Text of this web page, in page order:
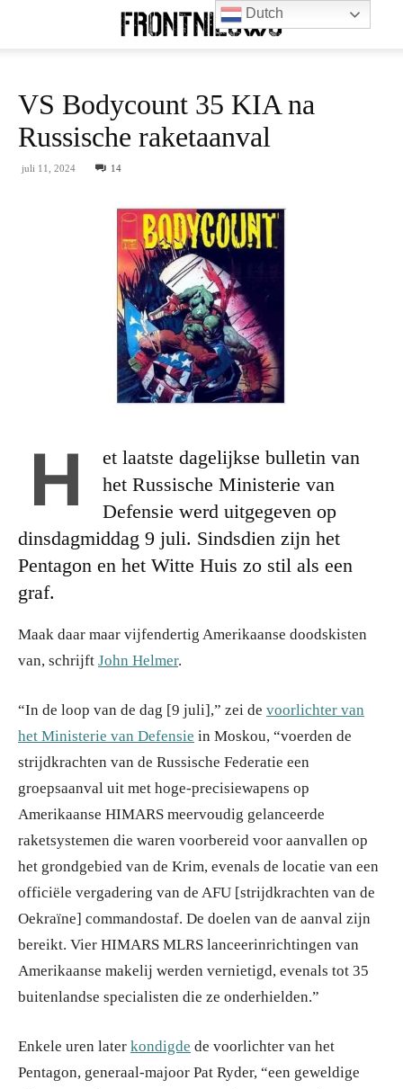
VS Bodycount 35 KIA na
Russische raketaanval
juli 11, 2024 14
H
et laatste dagelijkse bulletin van
het Russische Ministerie van
Defensie werd uitgegeven op
dinsdagmiddag 9 juli. Sindsdien zijn het
Pentagon en het Witte Huis zo stil als een
graf.
Maak daar maar vijfendertig Amerikaanse doodskisten
van, schrijft John Helmer.
“In de loop van de dag [9 juli],” zei de voorlichter van
het Ministerie van Defensie in Moskou, “voerden de
strijdkrachten van de Russische Federatie een
groepsaanval uit met hoge-precisiewapens op
Amerikaanse HIMARS meervoudig gelanceerde
raketsystemen die waren voorbereid voor aanvallen op
het grondgebied van de Krim, evenals de locatie van een
officiële vergadering van de AFU [strijdkrachten van de
Oekraïne] commandostaf. De doelen van de aanval zijn
bereikt. Vier HIMARS MLRS lanceerinrichtingen van
Amerikaanse makelij werden vernietigd, evenals tot 35
buitenlandse specialisten die ze onderhielden.”
Enkele uren later kondigde de voorlichter van het
Pentagon, generaal-majoor Pat Ryder, “een geweldige
Dutch